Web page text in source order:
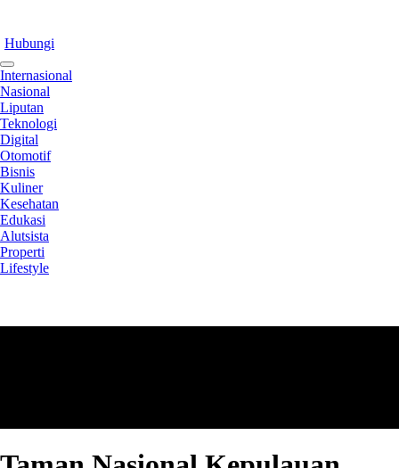
Hubungi
Internasional
Nasional
Liputan
Teknologi
Digital
Otomotif
Bisnis
Kuliner
Kesehatan
Edukasi
Alutsista
Properti
Lifestyle